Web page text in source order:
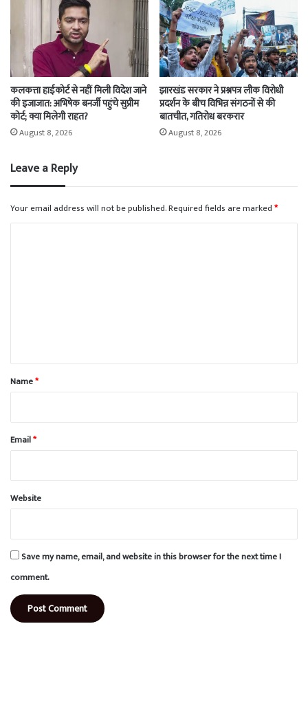
कलकत्ता हाईकोर्ट से नहीं मिली विदेश जाने
की इजाजात: अभिषेक बनर्जी पहुंचे सुप्रीम
कोर्ट; क्या मिलेगी राहत?
August 8, 2026
झारखंड सरकार ने प्रश्नपत्र लीक विरोधी
प्रदर्शन के बीच विभिन्न संगठनों से की
बातचीत, गतिरोध बरकरार
August 8, 2026
Leave a Reply
Your email address will not be published.Required fields are marked*
*
Name*
Email*
Website
Save my name, email, and website in this browser for the next time I
comment.